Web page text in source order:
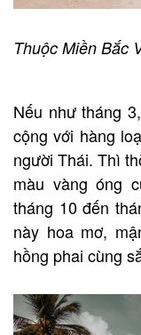
Thuộc Miền Bắc
Nếu như tháng
cộng với hàng
người Thái. Thì
màu vàng óng
tháng 10 đến
này hoa mơ,
hồng phai cùng